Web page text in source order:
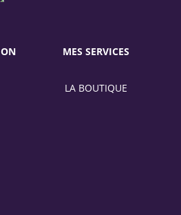
MES SERVICES
LA BOUTIQUE